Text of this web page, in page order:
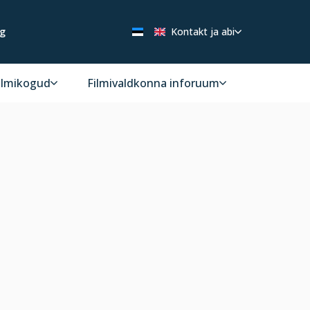
Kontakt ja abi
Filmivaldkonna inforuum